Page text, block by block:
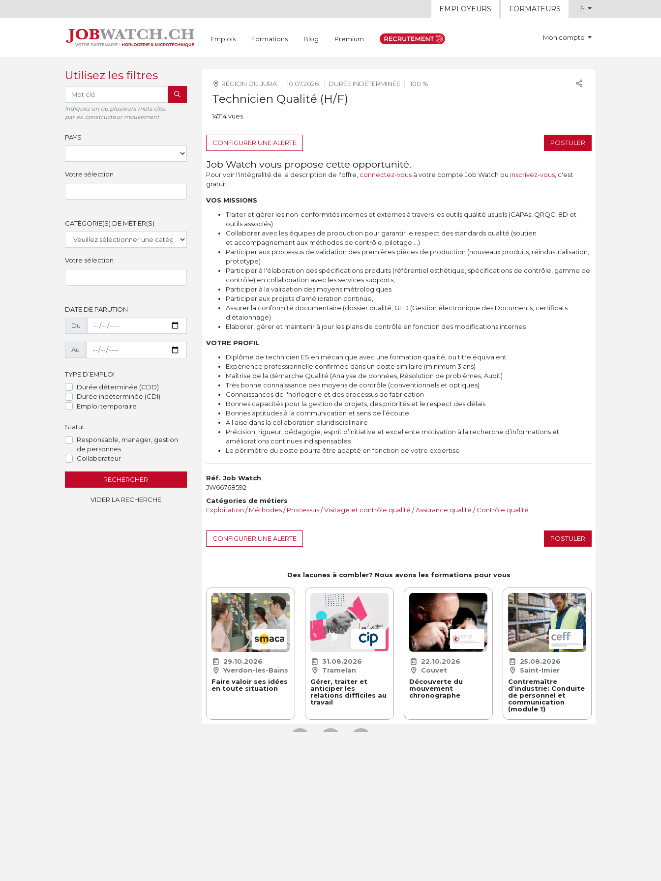
EMPLOYEURS FORMATEURS fr
Emplois Formations Blog Premium Mon compte
Utilisez les filtres
RECHERCHER
Indiquez un ou plusieurs mots clés.
par ex. constructeur mouvement
PAYS
Votre sélection
CATÉGORIE(S) DE MÉTIER(S)
Votre sélection
DATE DE PARUTION
Du
Au
TYPE D’EMPLOI
Durée déterminée (CDD)
Durée indéterminée (CDI)
Emploi temporaire
Statut
Responsable, manager, gestion
de personnes
Collaborateur
RECHERCHER
VIDER LA RECHERCHE
RÉGION DU JURA 10.07.2026 DURÉE INDÉTERMINÉE 100 %
Technicien Qualité (H/F)
14714 vues
CONFIGURER UNE ALERTE POSTULER
Job Watch vous propose cette opportunité.
Pour voir l'intégralité de la description de l'offre, connectez-vousà votre compte Job Watch ou inscrivez-vous, c'est
gratuit !
VOS MISSIONS
Traiter et gérer les non-conformités internes et externes à travers les outils qualité usuels (CAPAs, QRQC, 8D et
outils associés)
Collaborer avec les équipes de production pour garantir le respect des standards qualité (soutien
et accompagnement aux méthodes de contrôle, pilotage ...)
Participer aux processus de validation des premières pièces de production (nouveaux produits, réindustrialisation,
prototype)
Participer à l'élaboration des spécifications produits (référentiel esthétique, spécifications de contrôle, gamme de
contrôle) en collaboration avec les services supports,
Participer à la validation des moyens métrologiques
Participer aux projets d’amélioration continue,
Assurer la conformité documentaire (dossier qualité, GED (Gestion électronique des Documents, certificats
d’étalonnage)
Elaborer, gérer et maintenir à jour les plans de contrôle en fonction des modifications internes
VOTRE PROFIL
Diplôme de technicien ES en mécanique avec une formation qualité, ou titre équivalent
Expérience professionnelle confirmée dans un poste similaire (minimum 3 ans)
Maîtrise de la démarche Qualité (Analyse de données, Résolution de problèmes, Audit)
Très bonne connaissance des moyens de contrôle (conventionnels et optiques)
Connaissances de l'horlogerie et des processus de fabrication
Bonnes capacités pour la gestion de projets, des priorités et le respect des délais
Bonnes aptitudes à la communication et sens de l’écoute
A l’aise dans la collaboration pluridisciplinaire
Précision, rigueur, pédagogie, esprit d’initiative et excellente motivation à la recherche d’informations et
améliorations continues indispensables
Le périmètre du poste pourra être adapté en fonction de votre expertise
Réf. Job Watch
JW66768592
Catégories de métiers
Exploitation /Méthodes / Processus/Visitage et contrôle qualité /Assurance qualité /Contrôle qualité
CONFIGURER UNE ALERTE POSTULER
Des lacunes à combler? Nous avons les formations pour vous
29.10.2026
Yverdon-les-Bains
Faire valoir ses idées
en toute situation
31.08.2026
Tramelan
Gérer, traiter et
anticiper les
relations difficiles au
travail
22.10.2026
Couvet
Découverte du
mouvement
chronographe
25.08.2026
Saint-Imier
Contremaître
d’industrie: Conduite
de personnel et
communication
(module 1)